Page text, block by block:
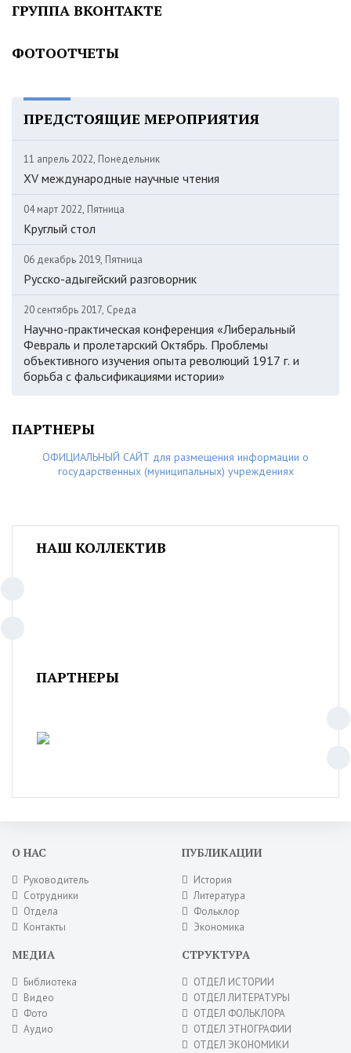
ГРУППА ВКОНТАКТЕ
ФОТООТЧЕТЫ
ПРЕДСТОЯЩИЕ МЕРОПРИЯТИЯ
11 апрель 2022, Понедельник
XV международные научные чтения
04 март 2022, Пятница
Круглый стол
06 декабрь 2019, Пятница
Русско-адыгейский разговорник
20 сентябрь 2017, Среда
Научно-практическая конференция «Либеральный
Февраль и пролетарский Октябрь. Проблемы
объективного изучения опыта революций 1917 г. и
борьба с фальсификациями истории»
ПАРТНЕРЫ
ОФИЦИАЛЬНЫЙ САЙТ для размещения информации о
государственных (муниципальных) учреждениях
НАШ КОЛЛЕКТИВ
ПАРТНЕРЫ
О НАС
Руководитель
Сотрудники
Отдела
Контакты
ПУБЛИКАЦИИ
История
Литература
Фольклор
Экономика
МЕДИА
Библиотека
Видео
Фото
Аудио
СТРУКТУРА
ОТДЕЛ ИСТОРИИ
ОТДЕЛ ЛИТЕРАТУРЫ
ОТДЕЛ ФОЛЬКЛОРА
ОТДЕЛ ЭТНОГРАФИИ
ОТДЕЛ ЭКОНОМИКИ